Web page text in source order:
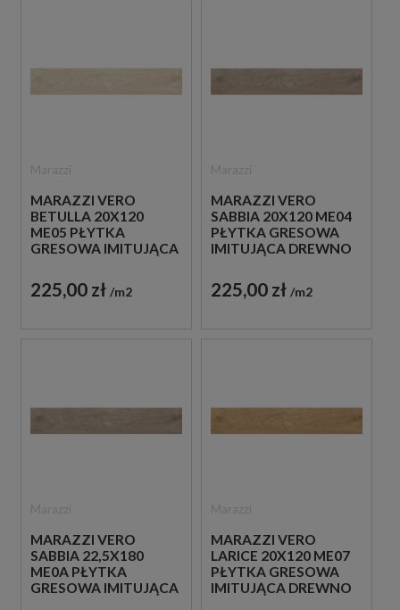
MARAZZI VERO
BETULLA 20X120
ME05 PŁYTKA
GRESOWA IMITUJĄCA
225,00 zł m2
MARAZZI VERO
SABBIA 20X120 ME04
PŁYTKA GRESOWA
IMITUJĄCA DREWNO
225,00 zł m2
MARAZZI VERO
SABBIA 22,5X180
ME0A PŁYTKA
GRESOWA IMITUJĄCA
MARAZZI VERO
LARICE 20X120 ME07
PŁYTKA GRESOWA
IMITUJĄCA DREWNO